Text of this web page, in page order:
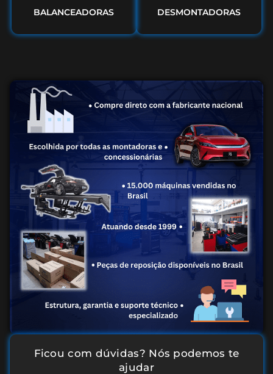
BALANCEADORAS DESMONTADORAS
Ficou com dúvidas? Nós podemos te
ajudar